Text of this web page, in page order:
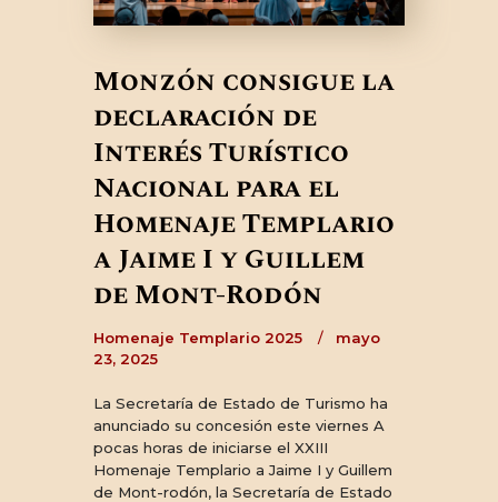
Monzón consigue la
declaración de
Interés Turístico
Nacional para el
Homenaje Templario
a Jaime I y Guillem
de Mont-Rodón
Homenaje Templario 2025
mayo
23, 2025
La Secretaría de Estado de Turismo ha
anunciado su concesión este viernes A
pocas horas de iniciarse el XXIII
Homenaje Templario a Jaime I y Guillem
de Mont-rodón, la Secretaría de Estado